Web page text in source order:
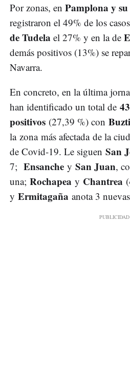
Por zonas, en Pamplona y
registraron el 49% de los
de Tudela el 27% y en la de
demás positivos (13%) se
Navarra.
En concreto, en la última
han identificado un total de
positivos (27,39 %) con
la zona más afectada de la
de Covid-19. Le siguen San
7; Ensanche y San Juan,
una; Rochapea y Chantrea
y Ermitagaña anota 3